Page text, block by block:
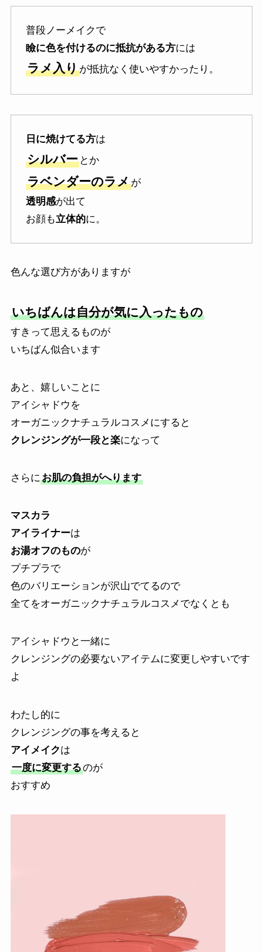
普段ノーメイクで
瞼に色を付けるのに抵抗がある方には
ラメ入りが抵抗なく使いやすかったり。
日に焼けてる方は
シルバー とか
ラベンダーのラメが
透明感が出て
お顔も立体的に。
色んな選び方がありますが
いちばんは自分が気に入ったもの
すきって思えるものが
いちばん似合います
あと、嬉しいことに
アイシャドウを
オーガニックナチュラルコスメにすると
クレンジングが一段と楽になって
さらにお肌の負担がへります
マスカラ
アイライナーは
お湯オフのものが
プチプラで
色のバリエーションが沢山でてるので
全てをオーガニックナチュラルコスメでなくとも
アイシャドウと一緒に
クレンジングの必要ないアイテムに変更しやすいです
よ
わたし的に
クレンジングの事を考えると
アイメイクは
一度に変更するのが
おすすめ